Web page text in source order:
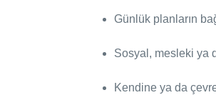
Günlük planların
Sosyal, mesleki ya
Kendine ya da